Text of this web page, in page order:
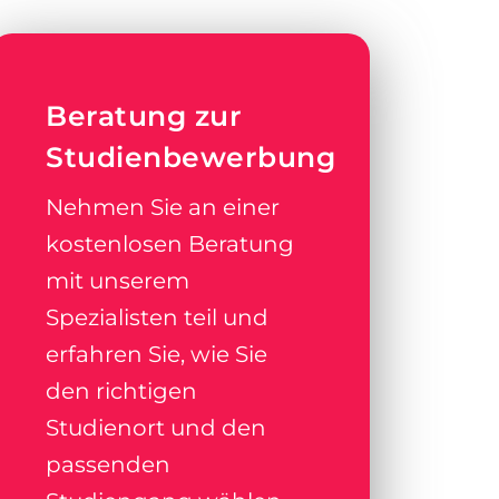
Beratung zur
Studienbewerbung
Nehmen Sie an einer
kostenlosen Beratung
mit unserem
Spezialisten teil und
erfahren Sie, wie Sie
den richtigen
Studienort und den
passenden